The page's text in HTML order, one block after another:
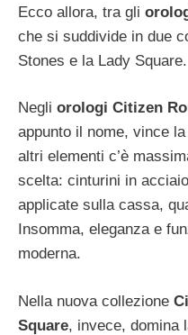
Ecco allora, tra gli
che si suddivide in due
Stones e la Lady Square.
Negli orologi Citizen
appunto il nome, vince
altri elementi c’è
scelta: cinturini in
applicate sulla cassa,
Insomma, eleganza e
moderna.
Nella nuova collezione
Square, invece, domina